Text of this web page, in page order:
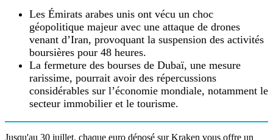
Les Émirats arabes unis ont vécu un choc
géopolitique majeur avec une attaque de drones
venant d’Iran, provoquant la suspension des activités
boursières pour 48 heures.
La fermeture des bourses de Dubaï, une mesure
rarissime, pourrait avoir des répercussions
considérables sur l’économie mondiale, notamment le
secteur immobilier et le tourisme.
Jusqu'au 30 juillet, chaque euro déposé sur Kraken vous offre un